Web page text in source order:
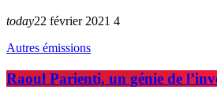
today22 février 2021 4
Autres émissions
Raoul Parienti, un génie de